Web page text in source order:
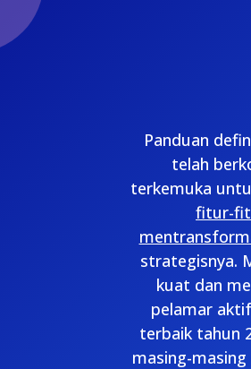
Panduan
telah
terkemuka
fitur-
strategisnya.
kuat dan
pelamar
terbaik tahun
masing-